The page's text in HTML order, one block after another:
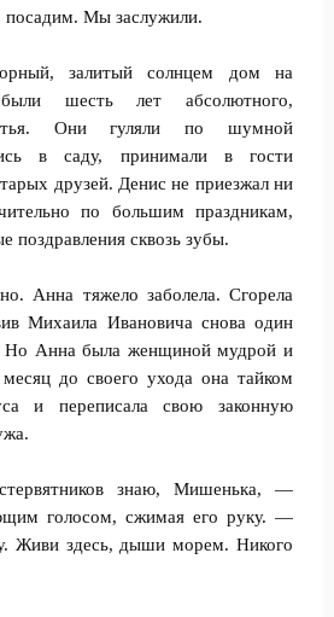
Мы заслужили.
залитый солнцем дом на
шесть лет абсолютного,
Они гуляли по шумной
в саду, принимали в гости
друзей. Денис не приезжал ни
по большим праздникам,
поздравления сквозь зубы.
Анна тяжело заболела. Сгорела
Михаила Ивановича снова один
Но Анна была женщиной мудрой и
до своего ухода она тайком
и переписала свою законную
знаю, Мишенька, —
голосом, сжимая его руку. —
Живи здесь, дыши морем. Никого